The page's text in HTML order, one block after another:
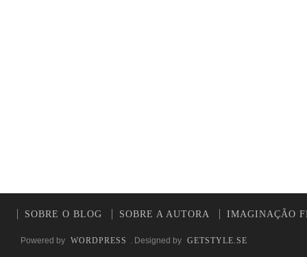
SOBRE O BLOG SOBRE A AUTORA IMAGINAÇÃO
Powered by WORDPRESS . Designed by GETSTYLE.SE